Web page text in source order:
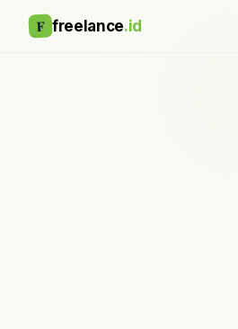
F freelance.id